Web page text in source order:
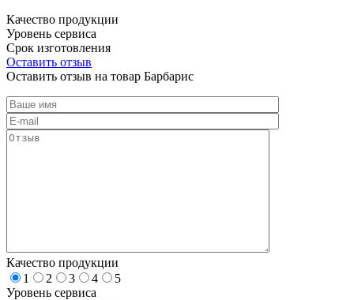
Качество продукции
Уровень сервиса
Срок изготовления
Оставить отзыв
Оставить отзыв на товар Барбарис
Качество продукции
1
2 3 4
5
Уровень сервиса